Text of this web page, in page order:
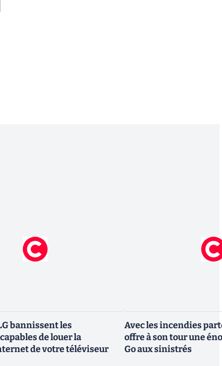
bannissent les
de louer la
de votre téléviseur
Avec les incendies
offre à son tour une
Go aux sinistrés